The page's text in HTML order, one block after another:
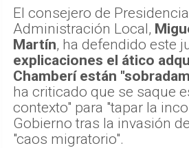
El consejero de
Administración Local,
Martín, ha defendido este
explicaciones el ático
Chamberí están
ha criticado que se saque
contexto" para "tapar la
Gobierno tras la invasión
"caos migratorio".